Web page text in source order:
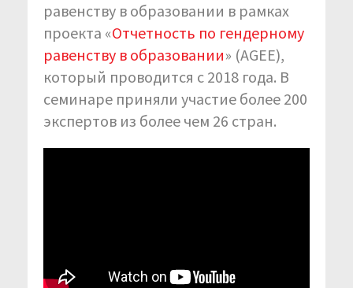
равенству в образовании в рамках
проекта «Отчетность по гендерному
равенству в образовании» (AGEE),
который проводится с 2018 года. В
семинаре приняли участие более 200
экспертов из более чем 26 стран.